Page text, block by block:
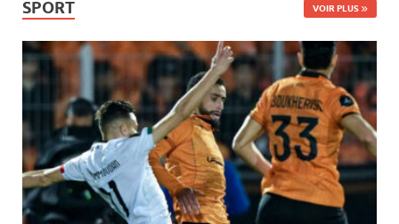
SPORT VOIR PLUS